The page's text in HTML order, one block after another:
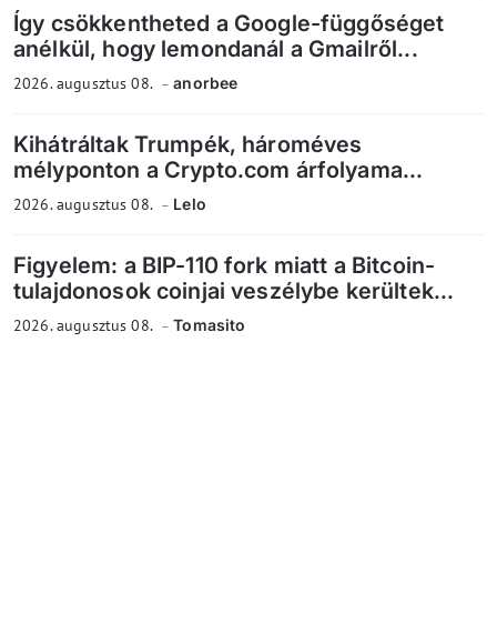
Így csökkentheted a Google-függőséget
anélkül, hogy lemondanál a Gmailről...
2026. augusztus 08. anorbee
Kihátráltak Trumpék, hároméves
mélyponton a Crypto.com árfolyama...
2026. augusztus 08. Lelo
Figyelem: a BIP-110 fork miatt a Bitcoin-
tulajdonosok coinjai veszélybe kerültek...
2026. augusztus 08. Tomasito